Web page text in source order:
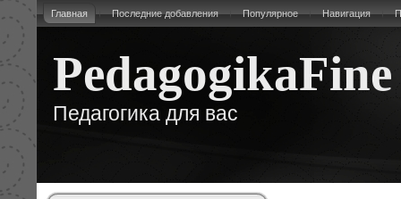
Главная Последние добавления Популярное Навигация
PedagogikaFine
Педагогика для вас